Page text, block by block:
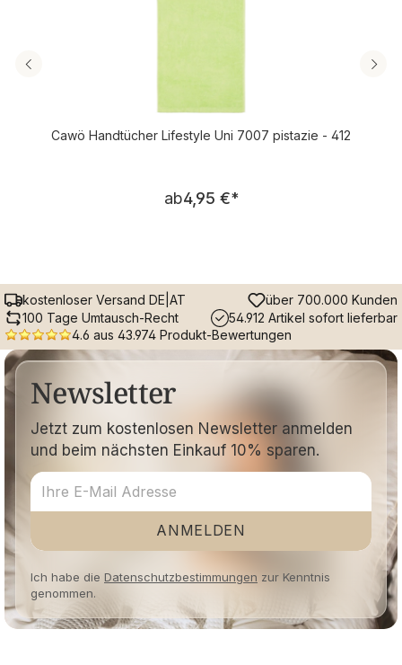
Cawö Handtücher Lifestyle Uni 7007 pistazie - 412
Regulärer Preis:
ab4,95 €*
kostenloser Versand DE|AT
über 700.000 Kunden
100 Tage Umtausch-Recht
54.912 Artikel sofort lieferbar
4.6 aus 43.974 Produkt-Bewertungen
Newsletter
Jetzt zum kostenlosen Newsletter anmelden
und beim nächsten Einkauf 10% sparen.
ANMELDEN
Ich habe die Datenschutzbestimmungen zur Kenntnis
genommen.